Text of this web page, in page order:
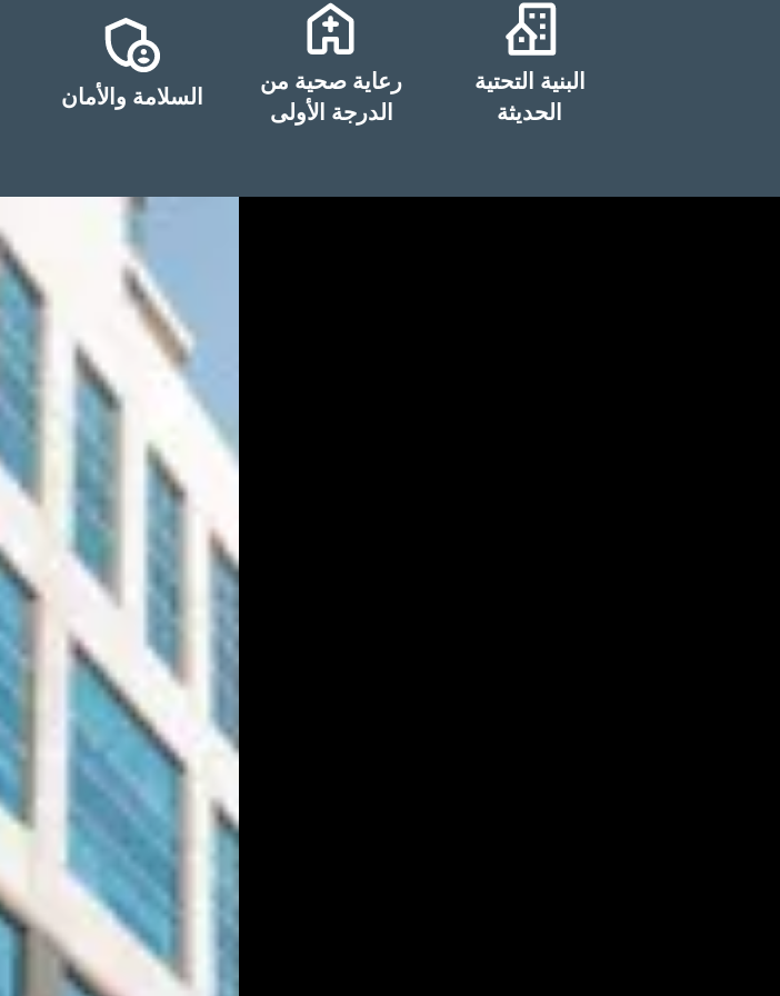
البنية التحتية
الحديثة
رعاية صحية من
الدرجة الأولى
السلامة والأمان